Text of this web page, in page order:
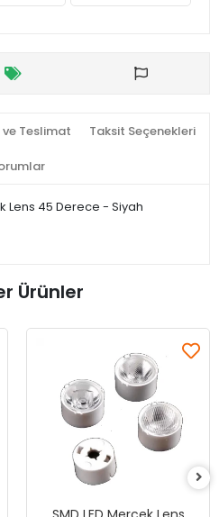
Teslimat Taksit Seçenekleri
Lens 45 Derece - Siyah
Ürünler